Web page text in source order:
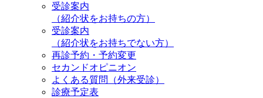
受診案内
（紹介状をお持ちの方）
受診案内
（紹介状をお持ちでない方）
再診予約・予約変更
セカンドオピニオン
よくある質問（外来受診）
診療予定表